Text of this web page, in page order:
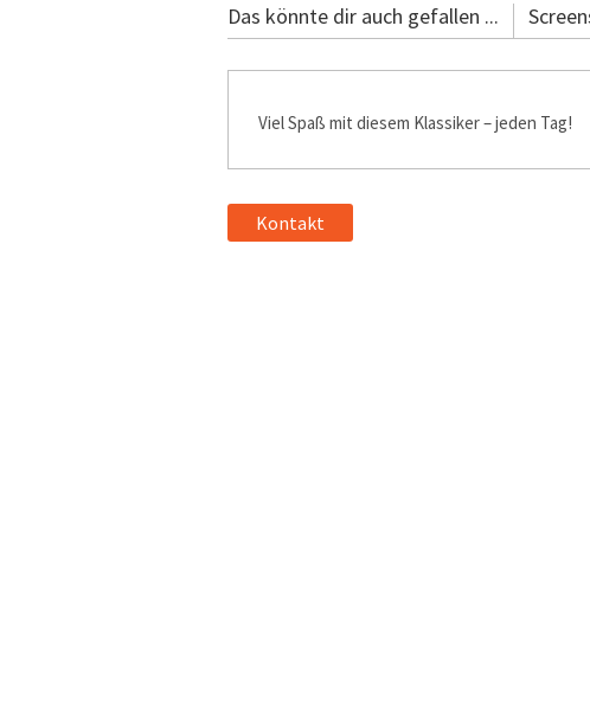
Das könnte dir auch gefallen ...
Viel Spaß mit diesem Klassiker – jeden Tag!
Kontakt